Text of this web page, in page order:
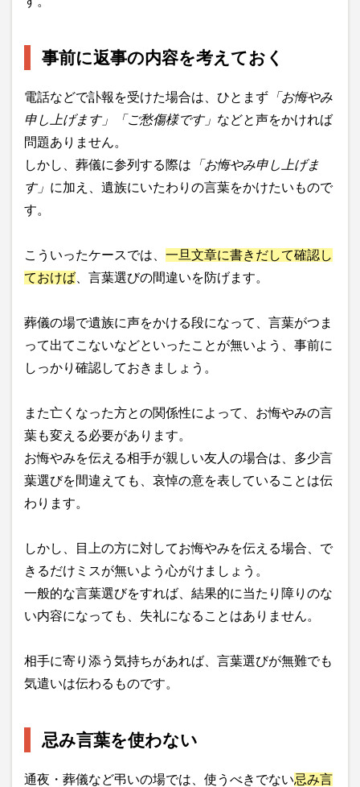
事前に返事の内容を考えておく
電話などで訃報を受けた場合は、ひとまず 「お悔やみ
申し上げます」「ご愁傷様です」 などと声をかければ
問題ありません。
しかし、葬儀に参列する際は 「お悔やみ申し上げま
す」 に加え、遺族にいたわりの言葉をかけたいもので
す。
こういったケースでは、 一旦文章に書きだして確認し
ておけば 、言葉選びの間違いを防げます。
葬儀の場で遺族に声をかける段になって、言葉がつま
って出てこないなどといったことが無いよう、事前に
しっかり確認しておきましょう。
また亡くなった方との関係性によって、お悔やみの言
葉も変える必要があります。
お悔やみを伝える相手が親しい友人の場合は、多少言
葉選びを間違えても、哀悼の意を表していることは伝
わります。
しかし、目上の方に対してお悔やみを伝える場合、で
きるだけミスが無いよう心がけましょう。
一般的な言葉選びをすれば、結果的に当たり障りのな
い内容になっても、失礼になることはありません。
相手に寄り添う気持ちがあれば、言葉選びが無難でも
気遣いは伝わるものです。
忌み言葉を使わない
通夜・葬儀など弔いの場では、使うべきでない忌み言